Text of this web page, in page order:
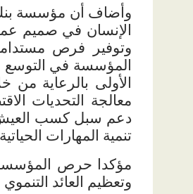
وأضاف أن مؤسسة بنك
الإنسان في صميم
وتوفير فرص
المؤسسة في التوسع
الأولى بالرعاية من
معالجة التحديات
دعم سبل كسب العيش،
تنمية المهارات
مؤكدا حرص المؤسسة
وتعظيم العائد